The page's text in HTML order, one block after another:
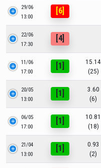
29/06
13:00
[6]
22/06
17:30
[4]
11/06
17:00
[1]
15.14
(25)
20/05
13:00
[1]
3.60
(6)
06/05
17:00
[1]
10.81
(18)
21/04
13:00
[1]
0.93
(2)